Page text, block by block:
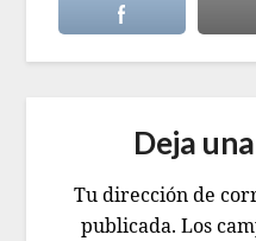
Deja
Tu dirección de
publicada. Los